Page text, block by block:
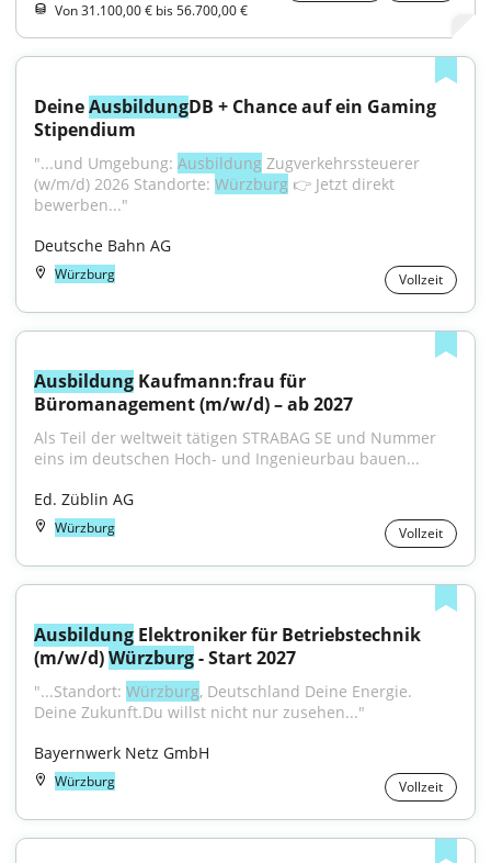
Von 31.100,00 € bis 56.700,00 €
Deine AusbildungDB + Chance auf ein Gaming
Stipendium
"...und Umgebung: Ausbildung Zugverkehrssteuerer
(w/m/d) 2026 Standorte: Würzburg 👉 Jetzt direkt
bewerben..."
Deutsche Bahn AG
Würzburg Vollzeit
Ausbildung Kaufmann:frau für
Büromanagement (m/w/d) – ab 2027
Als Teil der weltweit tätigen STRABAG SE und Nummer
eins im deutschen Hoch- und Ingenieurbau bauen...
Ed. Züblin AG
Würzburg Vollzeit
Ausbildung Elektroniker für Betriebstechnik
(m/w/d) Würzburg - Start 2027
"...Standort: Würzburg, Deutschland Deine Energie.
Deine Zukunft.Du willst nicht nur zusehen..."
Bayernwerk Netz GmbH
Würzburg Vollzeit